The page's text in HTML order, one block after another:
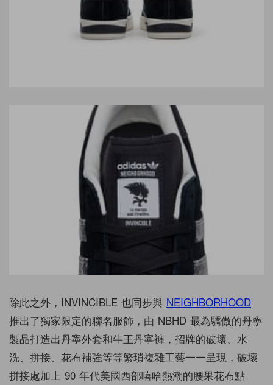
除此之外，INVINCIBLE 也同步與 NEIGHBORHOOD
推出了獨家限定的聯名服飾，由 NBHD 最為驕傲的丹寧
製品打造出丹寧外套和牛王丹寧褲，招牌的破壞、水
洗、拼接、花布補強等等繁瑣複雜工藝一一呈現，破壞
拼接處加上 90 年代美國西部嘻哈熱潮的腰果花布點